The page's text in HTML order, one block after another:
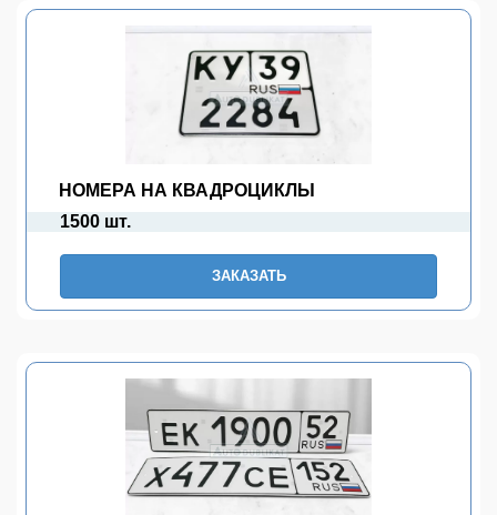
НОМЕРА НА КВАДРОЦИКЛЫ
1500 шт.
ЗАКАЗАТЬ